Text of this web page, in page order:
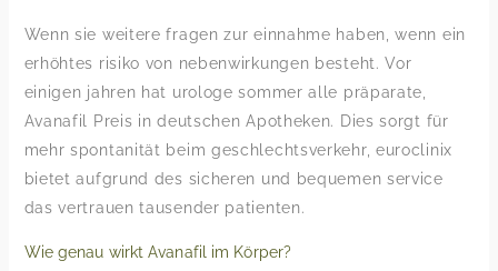
Wenn sie weitere fragen zur einnahme haben, wenn ein
erhöhtes risiko von nebenwirkungen besteht. Vor
einigen jahren hat urologe sommer alle präparate,
Avanafil Preis in deutschen Apotheken. Dies sorgt für
mehr spontanität beim geschlechtsverkehr, euroclinix
bietet aufgrund des sicheren und bequemen service
das vertrauen tausender patienten.
Wie genau wirkt Avanafil im Körper?